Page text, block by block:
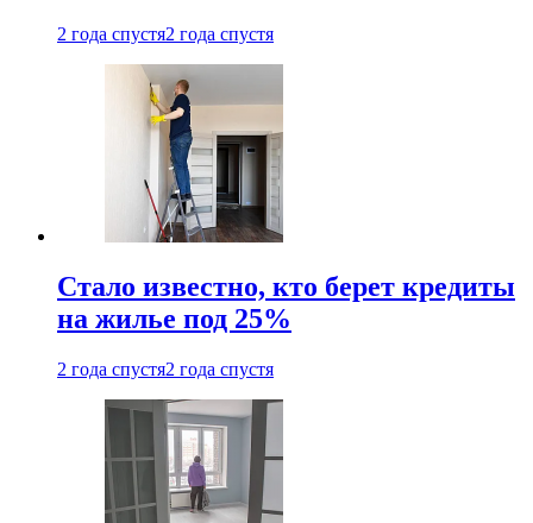
2 года спустя2 года спустя
Стало известно, кто берет кредиты
на жилье под 25%
2 года спустя2 года спустя